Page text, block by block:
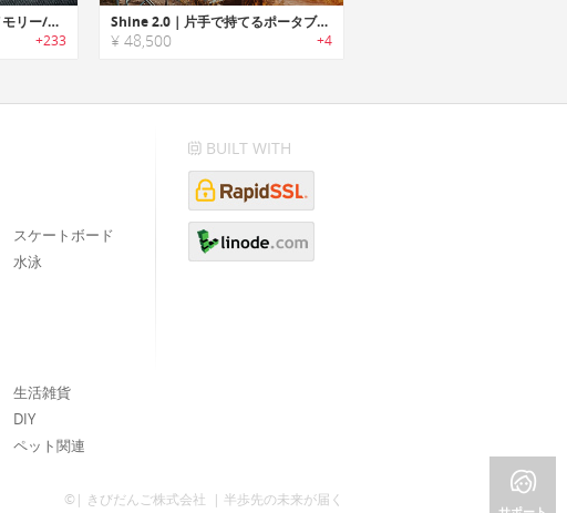
Xpress-PRO｜モバイルメモリー/充電ステーション「エクスプレスプロ」
+233
Shine 2.0｜片手で持てるポータブルな風力発電機
¥ 48,500 +4
スケートボード
水泳
生活雑貨
DIY
ペット関連
BUILT WITH
©| きびだんご株式会社 | 半歩先の未来が届く